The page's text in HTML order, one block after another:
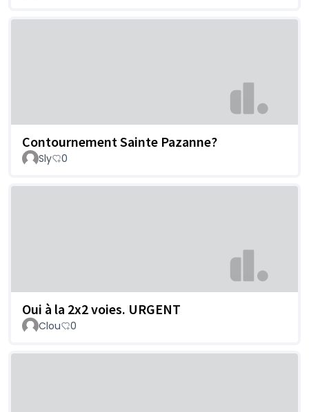
Contournement Sainte Pazanne?
Sly 0
Oui à la 2x2 voies. URGENT
Clou 0